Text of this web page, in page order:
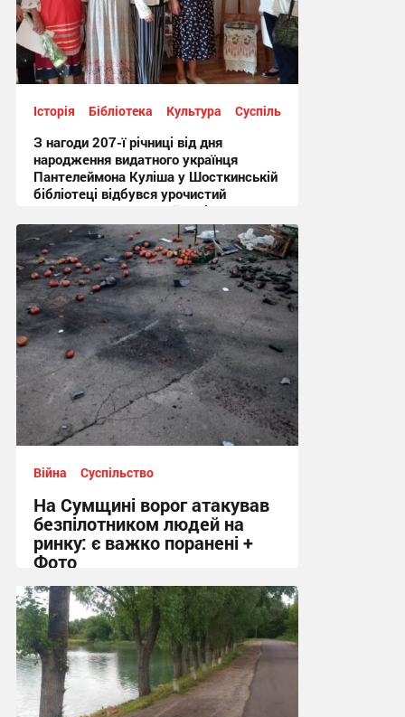
Історія Бібліотека Культура Суспільство
З нагоди 207-ї річниці від дня
народження видатного українця
Пантелеймона Куліша у Шосткинській
бібліотеці відбувся урочистий
культурно-мистецький захід + Фото
12:44 сьогодні
Війна Суспільство
На Сумщині ворог атакував
безпілотником людей на
ринку: є важко поранені +
Фото
10:41 сьогодні